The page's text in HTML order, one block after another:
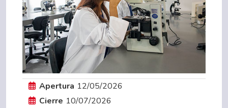
Apertura 12/05/2026
Cierre 10/07/2026